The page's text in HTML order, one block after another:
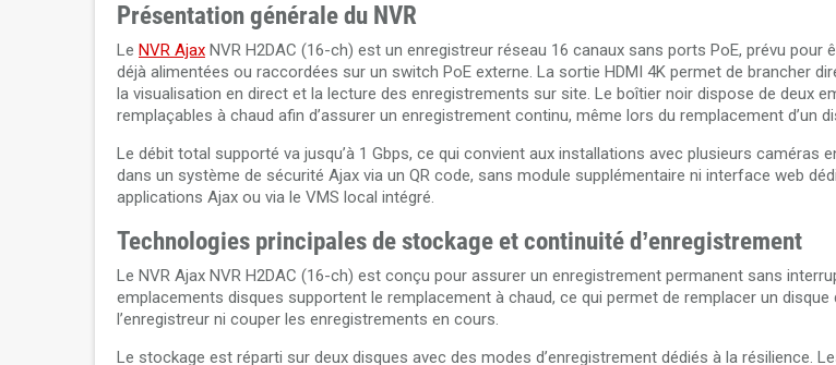
Présentation générale du NVR
Le NVR Ajax NVR H2DAC (16-ch) est un enregistreur réseau 16 canaux sans ports PoE, prévu pour
déjà alimentées ou raccordées sur un switch PoE externe. La sortie HDMI 4K permet de brancher
la visualisation en direct et la lecture des enregistrements sur site. Le boîtier noir dispose de deux
remplaçables à chaud afin d’assurer un enregistrement continu, même lors du remplacement d’un
Le débit total supporté va jusqu’à 1 Gbps, ce qui convient aux installations avec plusieurs caméras
dans un système de sécurité Ajax via un QR code, sans module supplémentaire ni interface web
applications Ajax ou via le VMS local intégré.
Technologies principales de stockage et continuité d’enregistrement
Le NVR Ajax NVR H2DAC (16-ch) est conçu pour assurer un enregistrement permanent sans
emplacements disques supportent le remplacement à chaud, ce qui permet de remplacer un
l’enregistreur ni couper les enregistrements en cours.
Le stockage est réparti sur deux disques avec des modes d’enregistrement dédiés à la résilience.